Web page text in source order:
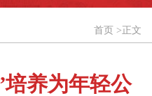
首页 > 正文
养为年轻公